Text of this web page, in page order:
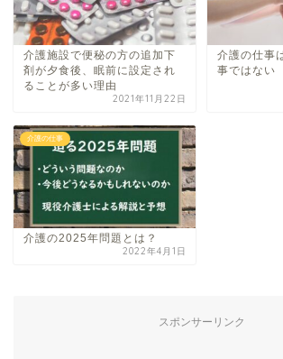
介護施設で便秘の方の追加下
剤が夕食後、眠前に設定され
ることが多い理由
2021年11月22日
介護の仕事
事ではない
介護の仕事
介護の2025年問題とは？
2022年4月1日
スポンサーリンク